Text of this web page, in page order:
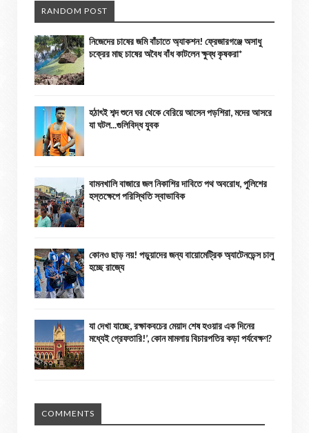
RANDOM POST
নিজেদের চাষের জমি বাঁচাতে অ্যাকশন! ফ্রেজারগঞ্জে অসাধু
চক্রের মাছ চাষের অবৈধ বাঁধ কাটলেন ক্ষুব্ধ কৃষকরা*
হঠাৎই শব্দ শুনে ঘর থেকে বেরিয়ে আসেন পড়শিরা, মদের আসরে
যা ঘটল...গুলিবিদ্ধ যুবক
বামনখালি বাজারে জল নিকাশির দাবিতে পথ অবরোধ, পুলিশের
হস্তক্ষেপে পরিস্থিতি স্বাভাবিক
কোনও ছাড় নয়! পড়ুয়াদের জন্য বায়োমেট্রিক অ্যাটেনডেন্স চালু
হচ্ছে রাজ্যে
যা দেখা যাচ্ছে, রক্ষাকবচের মেয়াদ শেষ হওয়ার এক দিনের
মধ্যেই গ্রেফতারি!’, কোন মামলায় বিচারপতির কড়া পর্যবেক্ষণ?
COMMENTS